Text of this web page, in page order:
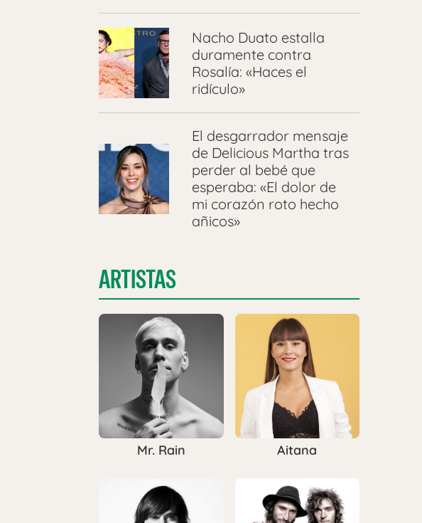
Nacho Duato estalla
duramente contra
Rosalía: «Haces el
ridículo»
El desgarrador mensaje
de Delicious Martha tras
perder al bebé que
esperaba: «El dolor de
mi corazón roto hecho
añicos»
ARTISTAS
Mr. Rain Aitana